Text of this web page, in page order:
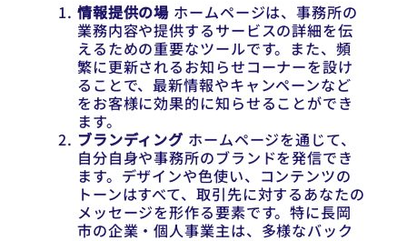
情報提供の場 ホームページは、事務所の
業務内容や提供するサービスの詳細を伝
えるための重要なツールです。また、頻
繁に更新されるお知らせコーナーを設け
ることで、最新情報やキャンペーンなど
をお客様に効果的に知らせることができ
ます。
ブランディング ホームページを通じて、
自分自身や事務所のブランドを発信でき
ます。デザインや色使い、コンテンツの
トーンはすべて、取引先に対するあなたの
メッセージを形作る要素です。特に長岡
市の企業・個人事業主は、多様なバック